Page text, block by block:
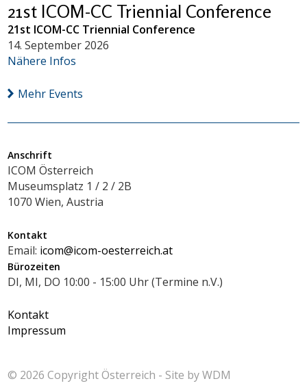
21st ICOM-CC Triennial Conference
21st ICOM-CC Triennial Conference
14. September 2026
Nähere Infos
Mehr Events
Anschrift
ICOM Österreich
Museumsplatz 1 / 2 / 2B
1070 Wien, Austria
Kontakt
Email: icom@icom-oesterreich.at
Bürozeiten
DI, MI, DO 10:00 - 15:00 Uhr (Termine n.V.)
Kontakt
Impressum
© 2026 CopyrightÖsterreich - Site byWDM